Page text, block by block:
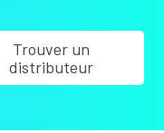
Trouver un
distributeur